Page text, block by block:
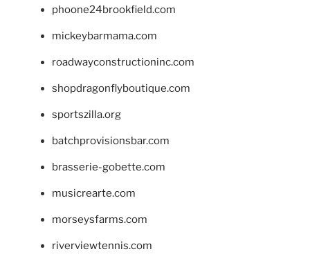
phoone24brookfield.com
mickeybarmama.com
roadwayconstructioninc.com
shopdragonflyboutique.com
sportszilla.org
batchprovisionsbar.com
brasserie-gobette.com
musicrearte.com
morseysfarms.com
riverviewtennis.com